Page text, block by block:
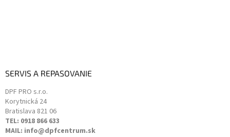
SERVIS A REPASOVANIE
DPF PRO s.r.o.
Korytnická 24
Bratislava 821 06
TEL: 0918 866 633
MAIL: info@dpfcentrum.sk